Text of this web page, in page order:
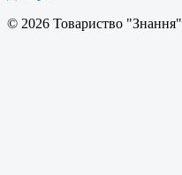
© 2026 Товариство "Знання"